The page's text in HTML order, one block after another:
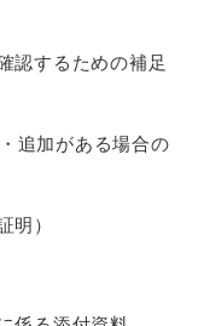
認するための補足
追加がある場合の
明）